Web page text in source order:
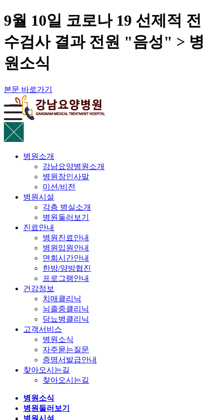
9월 10일 코로나 19 선제적 전
수검사 결과 전원 "음성" > 병
원소식
본문 바로가기
병원소개
강남요양병원소개
병원장인사말
미션/비전
병원시설
각층 병실소개
병원둘러보기
진료안내
병원진료안내
병원입원안내
면회시간안내
한방/양방협진
프로그램안내
건강정보
치매클리닉
뇌졸중클리닉
당뇨병클리닉
고객서비스
병원소식
자주묻는질문
증명서발급안내
찾아오시는길
찾아오시는길
병원소식
병원둘러보기
병원시설